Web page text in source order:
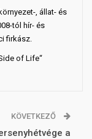
, állat- és
tól hír- és
firkász.
of Life“
KÖVETKEZŐ
a